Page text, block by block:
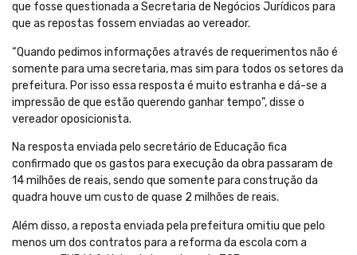
que fosse questionada a Secretaria de Negócios Jurídicos para
que as repostas fossem enviadas ao vereador.
“Quando pedimos informações através de requerimentos não é
somente para uma secretaria, mas sim para todos os setores da
prefeitura. Por isso essa resposta é muito estranha e dá-se a
impressão de que estão querendo ganhar tempo”, disse o
vereador oposicionista.
Na resposta enviada pelo secretário de Educação fica
confirmado que os gastos para execução da obra passaram de
14 milhões de reais, sendo que somente para construção da
quadra houve um custo de quase 2 milhões de reais.
Além disso, a reposta enviada pela prefeitura omitiu que pelo
menos um dos contratos para a reforma da escola com a